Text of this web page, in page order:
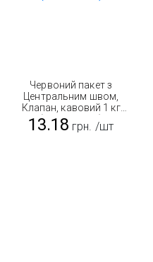
Червоний пакет з
Центральним швом,
Клапан, кавовий 1 кг
(135*360 мм)
13.18 грн. /шт